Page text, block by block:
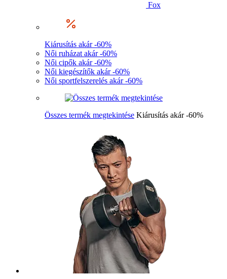
Fox
Kiárusítás akár -60%
Női ruházat akár -60%
Női cipők akár -60%
Női kiegészítők akár -60%
Női sportfelszerelés akár -60%
Összes termék megtekintése Kiárusítás akár -60%